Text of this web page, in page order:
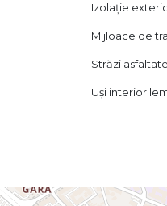
Izolație
Mijloace de
Străzi asfaltate
Uși interior